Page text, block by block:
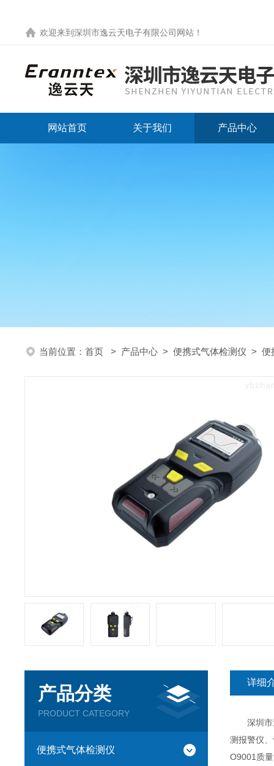
欢迎来到 深圳市逸云天电子有限公司网站 ！
网站首页 关于我们 产品中心
当前位置： 首页 > 产品中心 > 便携式气体检测仪 > 便
产品分类
PRODUCT CATEGORY
便携式气体检测仪
详细
深圳市逸
测报警仪
O9001质